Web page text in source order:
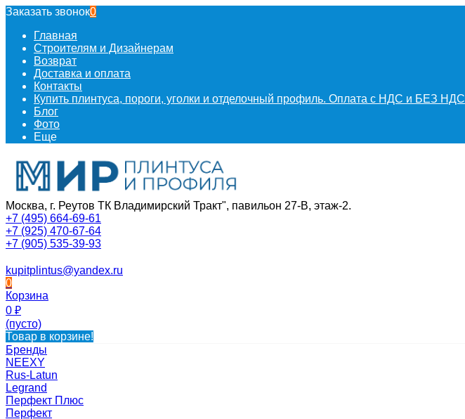
Заказать звонок0
Главная
Строителям и Дизайнерам
Возврат
Доставка и оплата
Контакты
Купить плинтуса, пороги, уголки и отделочный профиль. Оплата с НДС и БЕЗ НДС
Блог
Фото
Еще
Москва, г. Реутов ТК Владимирский Тракт", павильон 27-В, этаж-2.
+7 (495) 664-69-61
+7 (925) 470-67-64
+7 (905) 535-39-93
kupitplintus@yandex.ru
0
Корзина
0 ₽
(пусто)
Товар в корзине!
Бренды
NEEXY
Rus-Latun
Legrand
Перфект Плюс
Перфект